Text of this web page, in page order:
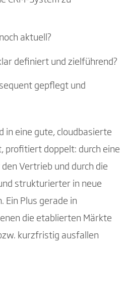
aktuell?
definiert und zielführend?
gepflegt und
in eine gute, cloudbasierte
profitiert doppelt: durch eine
Vertrieb und durch die
strukturierter in neue
Ein Plus gerade in
die etablierten Märkte
kurzfristig ausfallen